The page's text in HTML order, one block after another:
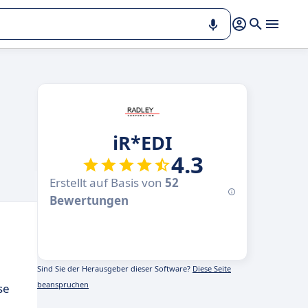
iR*EDI
4.3
Erstellt auf Basis von 52
Bewertungen
Sind Sie der Herausgeber dieser Software? Diese Seite
beanspruchen